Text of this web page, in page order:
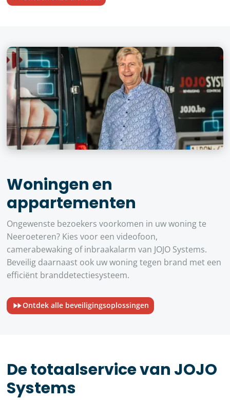
Woningen en
appartementen
Ongewenste bezoekers voorkomen in uw woning te
Neeroeteren? Kies voor een videofoon,
camerabewaking of inbraakalarm van JOJO Systems.
Beveilig daarnaast ook uw woning tegen brand met een
efficiënt branddetectiesysteem.
Ontdek alle beveiligingsoplossingen
De totaalservice van JOJO
Systems